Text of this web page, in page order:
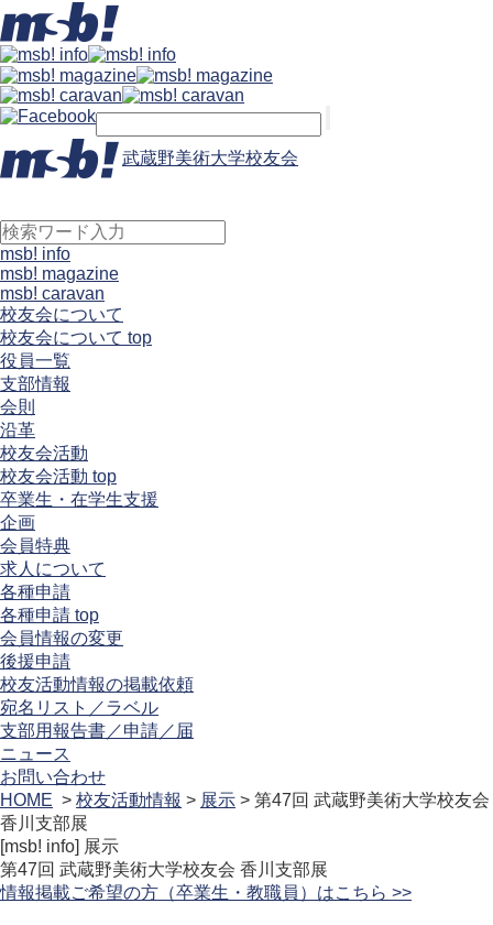
武蔵野美術大学校友会
msb! info
msb! magazine
msb! caravan
校友会について
校友会について top
役員一覧
支部情報
会則
沿革
校友会活動
校友会活動 top
卒業生・在学生支援
企画
会員特典
求人について
各種申請
各種申請 top
会員情報の変更
後援申請
校友活動情報の掲載依頼
宛名リスト／ラベル
支部用報告書／申請／届
ニュース
お問い合わせ
HOME > 校友活動情報 > 展示 > 第47回 武蔵野美術大学校友会
香川支部展
[msb! info] 展示
第47回 武蔵野美術大学校友会 香川支部展
情報掲載ご希望の方（卒業生・教職員）はこちら >>